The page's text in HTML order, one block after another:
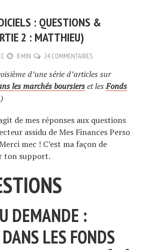
: QUESTIONS &
2 : MATTHIEU)
8 MIN 24 COMMENTAIRES
d’une série d’articles sur
les marchés boursierset lesFonds
de mes réponses aux questions
assidu de Mes Finances Perso
mec ! C’est ma façon de
ton support.
DEMANDE :
LES FONDS